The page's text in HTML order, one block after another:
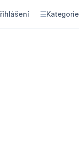
Kategorie